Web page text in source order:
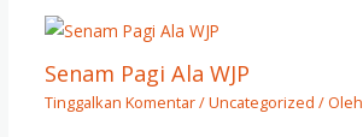
Senam Pagi Ala WJP
Tinggalkan Komentar/Uncategorized / Oleh